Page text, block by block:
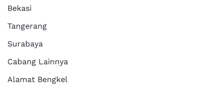
Bekasi
Tangerang
Surabaya
Cabang Lainnya
Alamat Bengkel